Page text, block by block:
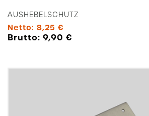
AUSHEBELSCHUTZ
Netto: 8,25 €
Brutto: 9,90 €